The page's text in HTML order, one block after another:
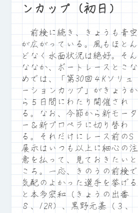
ンカップ（初日）
前検に続き、きょうも青空
が広がっている。風もほとん
どなく水面状況は絶好。そん
ななか、ボートレースとこな
めでは、「第30回４Kソリュ
ーションカップ」がきょうか
ら５日間にわたり開催され
る。なお、今節から新モータ
ー＆新プロペラに切り替わ
る。それだけにレース前のS
展示はいつも以上に細心の注
意を払って、見ておきたいと
ころ。一応、きのうの前検で
気配のよかった選手を挙げる
と本多宏和（きょうの出番
８、12R）、黒野元基（３、